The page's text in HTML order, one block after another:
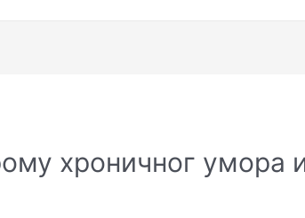
хроничног умора